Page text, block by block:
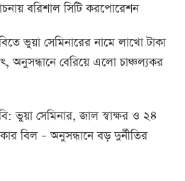
বরিশাল সিটি করপোরেশন
ভুয়া সেমিনারের নামে লাখো টাকা
অনুসন্ধানে বেরিয়ে এলো চাঞ্চল্যকর
ভুয়া সেমিনার, জাল স্বাক্ষর ও ২৪
বিল – অনুসন্ধানে বড় দুর্নীতির